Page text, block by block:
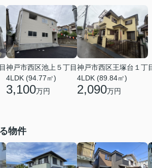
神戸市西区池上５丁目
4LDK (94.77㎡)
3,100万円
神戸市西区王塚台１丁
4LDK (89.84㎡)
2,090万円
物件